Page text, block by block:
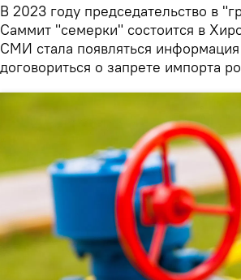
В 2023 году председательство в
Саммит "семерки" состоится в
СМИ стала появляться
договориться о запрете импорта